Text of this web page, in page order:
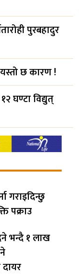
पुरबहादुर
यस्तो छ कारण !
घण्टा विद्युत्
गराइदिन्छु
पक्राउ
भन्दै १ लाख
दायर